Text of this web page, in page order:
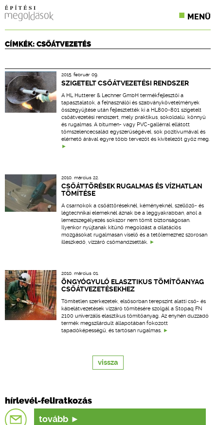
MENÜ
KONFERENCIÁK
CPR TERMÉKKIÍRÁS
ÉPÍTÉSI JOG
ONLINE KÉPZÉSEK
TERVEZÉSI SEGÉDLETEK
CÍMKÉK: CSŐÁTVEZETÉS
2015. február 09.
SZIGETELT CSŐÁTVEZETÉSI RENDSZER
A HL Hutterer & Lechner GmbH termékfejlesztői a
tapasztalatok, a felhasználói és szabványkövetelmények
összegyűjtése után fejlesztették ki a HL800-801 szigetelt
csőátvezetési rendszert, mely praktikus, sokoldalú, könnyű
és rugalmas. A bitumen- vagy PVC-gallérral ellátott
tömszelencecsalád egyszerűségével, sok pozitívumával és
elérhető árával egyre több tervezőt és kivitelezőt győz meg.
2010. március 22.
CSŐÁTTÖRÉSEK RUGALMAS ÉS VÍZHATLAN
TÖMÍTÉSE
A csarnokok a csőáttöréseknél, kéményeknél, szellőző- és
légtechnikai elemeknél áznak be a leggyakrabban, ahol a
lemezszegélyezés sokszor nem tömít biztonságosan.
Ilyenkor nyújtanak kitűnő megoldást a dilatációs
mozgásokat rugalmasan viselő és a tetőlemezhez szorosan
illeszkedő, vízzáró csőmandzsetták.
2010. március 01.
ÖNGYÓGYULÓ ELASZTIKUS TÖMÍTŐANYAG
CSŐÁTVEZETÉSEKHEZ
Tömítetlen szerkezetek, elsősorban terepszint alatti cső- és
kábelátvezetések vízzáró tömítésére szolgál a Stopaq FN
2100 univerzális elasztikus tömítőanyag. Az enyhén duzzadó
termék megszilárdult állapotában fokozott
tapadóképességű, és tartósan rugalmas.
vissza
hírlevél-feliratkozás
tovább